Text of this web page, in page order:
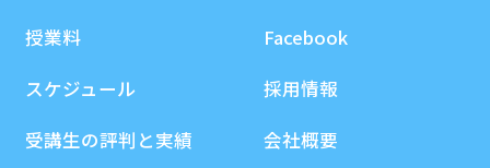
授業料
スケジュール
受講生の評判と実績
Facebook
採用情報
会社概要